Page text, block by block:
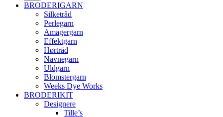
BRODERIGARN
Silketråd
Perlegarn
Amagergarn
Effektgarn
Hørtråd
Navnegarn
Uldgarn
Blomstergarn
Weeks Dye Works
BRODERIKIT
Designere
Tille’s